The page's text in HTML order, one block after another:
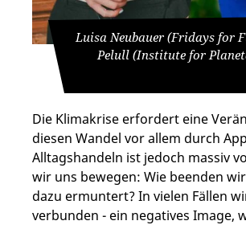
Luisa Neubauer (Fridays for
Pelull (Institute for
Contenu / Inhalt
Texte / Text
Die Klimakrise erfordert eine
diesen Wandel vor allem durch
Alltagshandeln ist jedoch massiv
wir uns bewegen: Wie beenden
dazu ermuntert? In vielen Fällen
verbunden - ein negatives Image,